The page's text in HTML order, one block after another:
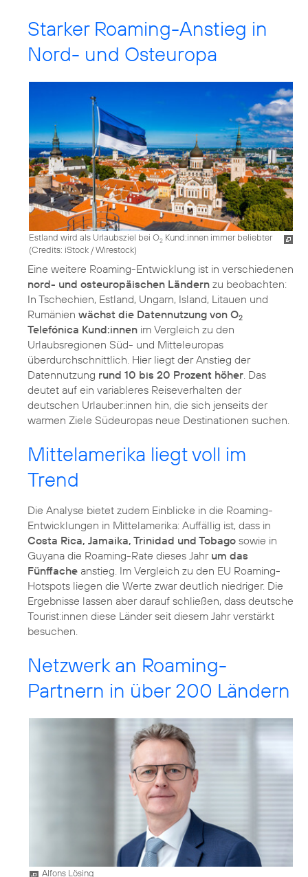
Starker Roaming-Anstieg in
Nord- und Osteuropa
Estland wird als Urlaubsziel bei O2 Kund:innen immer beliebter
(Credits: iStock / Wirestock)
Eine weitere Roaming-Entwicklung ist in verschiedenen
nord- und osteuropäischen Ländern zu beobachten:
In Tschechien, Estland, Ungarn, Island, Litauen und
Rumänien wächst die Datennutzung von O2
Telefónica Kund:innen im Vergleich zu den
Urlaubsregionen Süd- und Mitteleuropas
überdurchschnittlich. Hier liegt der Anstieg der
Datennutzung rund 10 bis 20 Prozent höher . Das
deutet auf ein variableres Reiseverhalten der
deutschen Urlauber:innen hin, die sich jenseits der
warmen Ziele Südeuropas neue Destinationen suchen.
Mittelamerika liegt voll im
Trend
Die Analyse bietet zudem Einblicke in die Roaming-
Entwicklungen in Mittelamerika: Auffällig ist, dass in
Costa Rica, Jamaika, Trinidad und Tobago sowie in
Guyana die Roaming-Rate dieses Jahr um das
Fünffache anstieg. Im Vergleich zu den EU Roaming-
Hotspots liegen die Werte zwar deutlich niedriger. Die
Ergebnisse lassen aber darauf schließen, dass deutsche
Tourist:innen diese Länder seit diesem Jahr verstärkt
besuchen.
Netzwerk an Roaming-
Partnern in über 200 Ländern
Alfons Lösing